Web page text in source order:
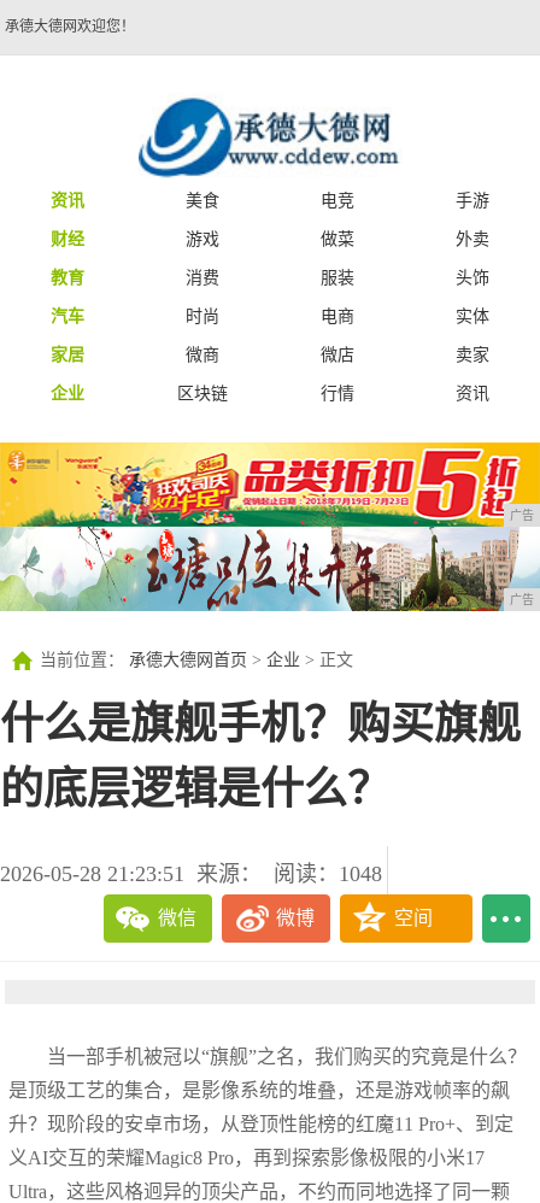
承德大德网欢迎您！
资讯 美食 电竞
手游
财经
游戏 做菜
外卖
教育
消费 服装
头饰
汽车
时尚 电商
实体
家居
微商 微店
卖家
企业
区块链 行情 资讯
广告
广告
当前位置： 承德大德网首页 > 企业 > 正文
什么是旗舰手机？购买旗舰
的底层逻辑是什么？
2026-05-28 21:23:51 来源： 阅读：1048
微信 微博 空间
当一部手机被冠以“旗舰”之名，我们购买的究竟是什么？
是顶级工艺的集合，是影像系统的堆叠，还是游戏帧率的飙
升？现阶段的安卓市场，从登顶性能榜的红魔11 Pro+、到定
义AI交互的荣耀Magic8 Pro，再到探索影像极限的小米17
Ultra，这些风格迥异的顶尖产品，不约而同地选择了同一颗